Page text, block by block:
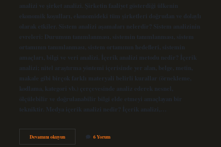
analizi ve şirket analizi. Şirketin faaliyet gösterdiği ülkenin
ekonomik koşulları, ekonomideki tüm şirketleri doğrudan ve dolaylı
olarak etkiler. Sistem analizi aşamaları nelerdir? Sistem analizinin
evreleri: Durumun tanımlanması, sistemin tanımlanması, sistem
ortamının tanımlanması, sistem ortamının hedefleri, sistemin
amaçları, bilgi ve veri analizi. İçerik analizi metodu nedir? İçerik
analizi; nitel araştırma yöntemi içerisinde yer alan, belge, metin,
makale gibi birçok farklı materyali belirli kurallar (örnekleme,
kodlama, kategori vb.) çerçevesinde analiz ederek nesnel,
ölçülebilir ve doğrulanabilir bilgi elde etmeyi amaçlayan bir
tekniktir. Medya içerik analizi nedir? İçerik analizi,…
Devamını okuyunIçerik
Analizi
6 Yorum